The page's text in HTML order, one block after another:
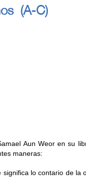
(A-C)
Aun Weor en su
maneras:
significa lo contario de la